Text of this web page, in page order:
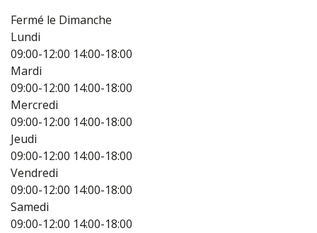
Fermé le Dimanche
Lundi
09:00-12:00 14:00-18:00
Mardi
09:00-12:00 14:00-18:00
Mercredi
09:00-12:00 14:00-18:00
Jeudi
09:00-12:00 14:00-18:00
Vendredi
09:00-12:00 14:00-18:00
Samedi
09:00-12:00 14:00-18:00